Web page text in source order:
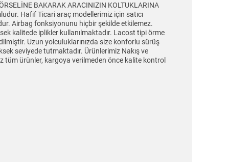
BAKARAK ARACINIZIN KOLTUKLARINA
Hafif Ticari araç modellerimiz için satıcı
Airbag fonksiyonunu hiçbir şekilde etkilemez.
kalitede iplikler kullanılmaktadır. Lacost tipi örme
Uzun yolculuklarınızda size konforlu sürüş
seviyede tutmaktadır. Ürünlerimiz Nakış ve
tüm ürünler, kargoya verilmeden önce kalite kontrol